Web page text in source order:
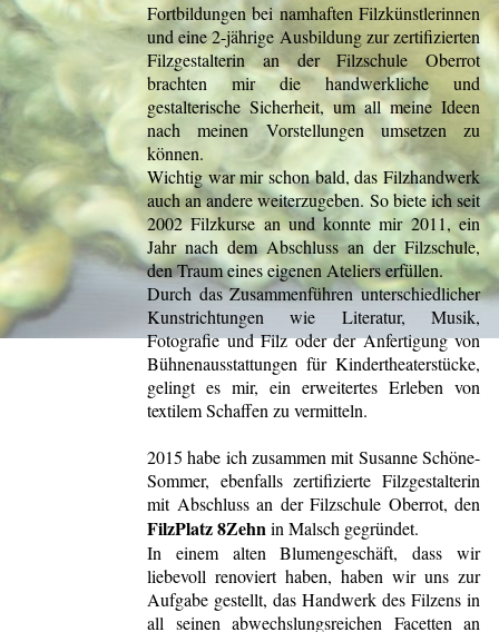
Fortbildungen bei namhaften Filzkünstlerinnen
und eine 2-jährige Ausbildung zur zertifizierten
Filzgestalterin an der Filzschule Oberrot
brachten mir die handwerkliche und
gestalterische Sicherheit, um all meine Ideen
nach meinen Vorstellungen umsetzen zu
können.
Wichtig war mir schon bald, das Filzhandwerk
auch an andere weiterzugeben. So biete ich seit
2002 Filzkurse an und konnte mir 2011, ein
Jahr nach dem Abschluss an der Filzschule,
den Traum eines eigenen Ateliers erfüllen.
Durch das Zusammenführen unterschiedlicher
Kunstrichtungen wie Literatur, Musik,
Fotografie und Filz oder der Anfertigung von
Bühnenausstattungen für Kindertheaterstücke,
gelingt es mir, ein erweitertes Erleben von
textilem Schaffen zu vermitteln.
2015 habe ich zusammen mit Susanne Schöne-
Sommer, ebenfalls zertifizierte Filzgestalterin
mit Abschluss an der Filzschule Oberrot, den
FilzPlatz 8Zehnin Malsch gegründet.
In einem alten Blumengeschäft, dass wir
liebevoll renoviert haben, haben wir uns zur
Aufgabe gestellt, das Handwerk des Filzens in
all seinen abwechslungsreichen Facetten an